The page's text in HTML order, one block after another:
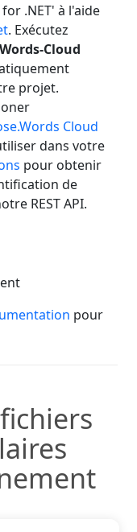
.NET' à l'aide
. Exécutez
Cloud
projet.
Cloud
dans votre
pour obtenir
de
REST API.
pour